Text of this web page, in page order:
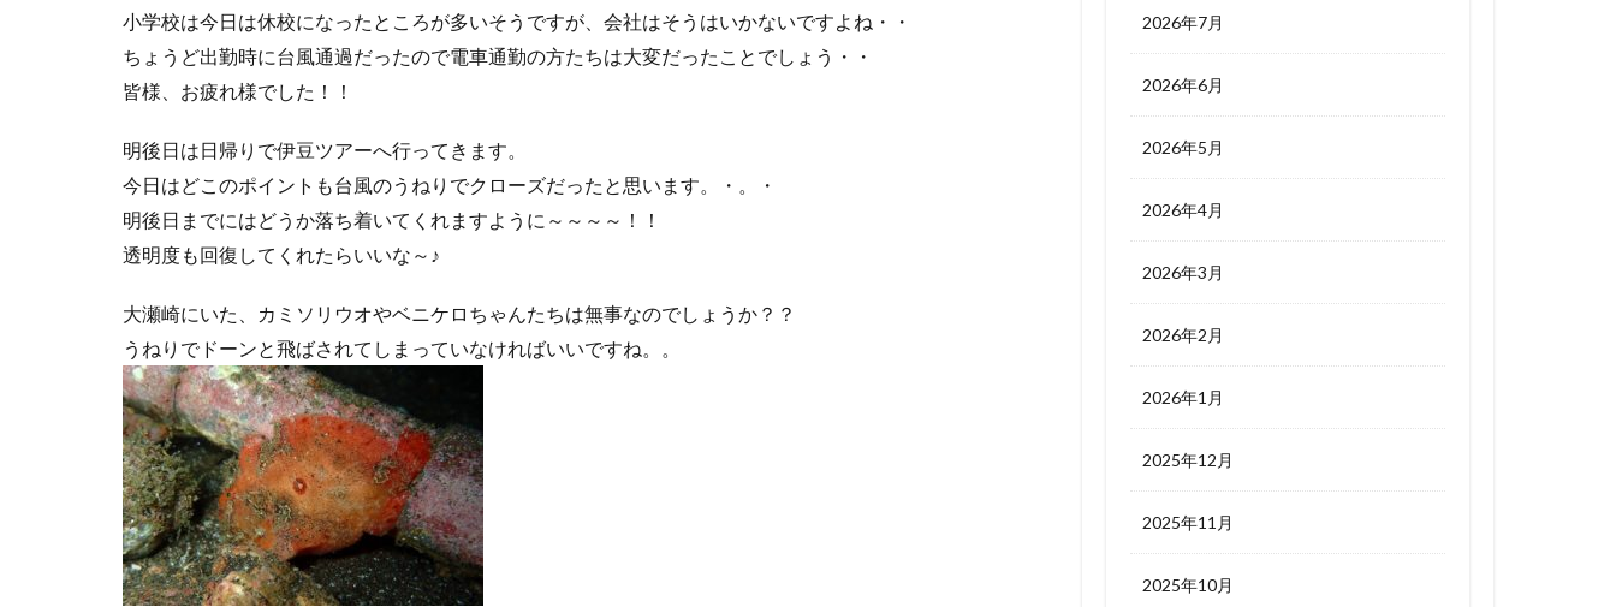
小学校は今日は休校になったところが多いそうですが、会社はそうはいかないですよね・・
ちょうど出勤時に台風通過だったので電車通勤の方たちは大変だったことでしょう・・
皆様、お疲れ様でした！！
明後日は日帰りで伊豆ツアーへ行ってきます。
今日はどこのポイントも台風のうねりでクローズだったと思います。・。・
明後日までにはどうか落ち着いてくれますように～～～～！！
透明度も回復してくれたらいいな～♪
大瀬崎にいた、カミソリウオやベニケロちゃんたちは無事なのでしょうか？？
うねりでドーンと飛ばされてしまっていなければいいですね。。
2026年7月
2026年6月
2026年5月
2026年4月
2026年3月
2026年2月
2026年1月
2025年12月
2025年11月
2025年10月